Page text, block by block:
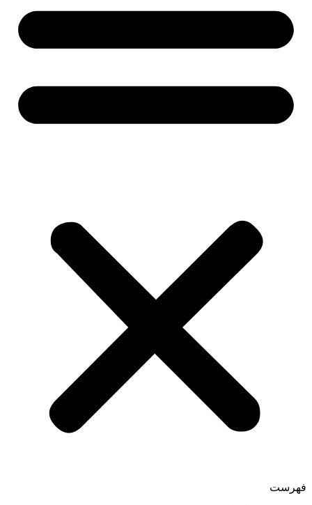
فهرست